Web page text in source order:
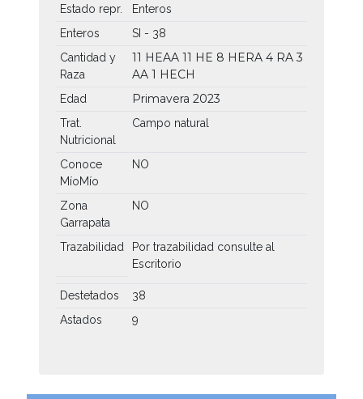
Estado repr.
Enteros
Enteros
SI - 38
Cantidad y
Raza
11 HEAA 11 HE 8 HERA 4 RA 3
AA 1 HECH
Edad Primavera 2023
Trat.
Nutricional
Campo natural
Conoce
MíoMío
NO
Zona
Garrapata
NO
Trazabilidad
Por trazabilidad consulte al
Escritorio
Destetados
38
Astados
9